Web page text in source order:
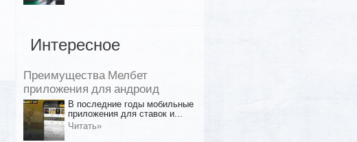
Интересное
Преимущества Мелбет
приложения для андроид
В последние годы мобильные
приложения для ставок и...
Читать»